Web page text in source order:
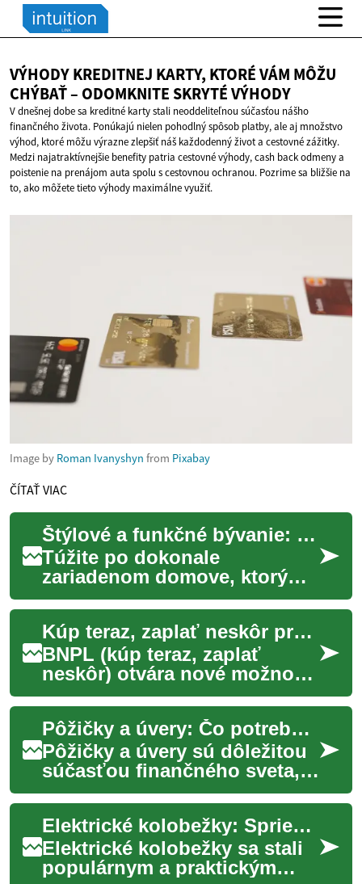
VÝHODY KREDITNEJ KARTY, KTORÉ VÁM MÔŽU
CHÝBAŤ – ODOMKNITE SKRYTÉ VÝHODY
V dnešnej dobe sa kreditné karty stali neoddeliteľnou súčasťou nášho
finančného života. Ponúkajú nielen pohodlný spôsob platby, ale aj množstvo
výhod, ktoré môžu výrazne zlepšiť náš každodenný život a cestovné zážitky.
Medzi najatraktívnejšie benefity patria cestovné výhody, cash back odmeny a
poistenie na prenájom auta spolu s cestovnou ochranou. Pozrime sa bližšie na
to, ako môžete tieto výhody maximálne využiť.
Image by Roman Ivanyshyn from Pixabay
ČÍTAŤ VIAC
Štýlové a funkčné bývanie: Sprievodca výberom nábytku
Túžite po dokonale
zariadenom domove, ktorý
odráža váš osobný štýl a
spĺňa všetky vaše potreby?
Náš komplexný sprievo...
Kúp teraz, zaplať neskôr pre e-biky: Výhody a riziká
BNPL (kúp teraz, zaplať
neskôr) otvára nové možnosti
pri financovaní elektrických
bicyklov. Tento flexibilný
spôsob p...
Pôžičky a úvery: Čo potrebujete vedieť
Pôžičky a úvery sú dôležitou
súčasťou finančného sveta,
ktorá umožňuje jednotlivcom
a podnikom získať prístup k
potre...
Elektrické kolobežky: Sprievodca financovaním a možnosťami platby
Elektrické kolobežky sa stali
populárnym a praktickým